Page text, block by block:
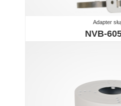
Adapter
NVB-